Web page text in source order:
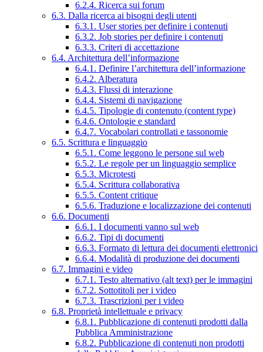
6.2.4. Ricerca sui forum
6.3. Dalla ricerca ai bisogni degli utenti
6.3.1. User stories per definire i contenuti
6.3.2. Job stories per definire i contenuti
6.3.3. Criteri di accettazione
6.4. Architettura dell’informazione
6.4.1. Definire l’architettura dell’informazione
6.4.2. Alberatura
6.4.3. Flussi di interazione
6.4.4. Sistemi di navigazione
6.4.5. Tipologie di contenuto (content type)
6.4.6. Ontologie e standard
6.4.7. Vocabolari controllati e tassonomie
6.5. Scrittura e linguaggio
6.5.1. Come leggono le persone sul web
6.5.2. Le regole per un linguaggio semplice
6.5.3. Microtesti
6.5.4. Scrittura collaborativa
6.5.5. Content critique
6.5.6. Traduzione e localizzazione dei contenuti
6.6. Documenti
6.6.1. I documenti vanno sul web
6.6.2. Tipi di documenti
6.6.3. Formato di lettura dei documenti elettronici
6.6.4. Modalità di produzione dei documenti
6.7. Immagini e video
6.7.1. Testo alternativo (alt text) per le immagini
6.7.2. Sottotitoli per i video
6.7.3. Trascrizioni per i video
6.8. Proprietà intellettuale e privacy
6.8.1. Pubblicazione di contenuti prodotti dalla
Pubblica Amministrazione
6.8.2. Pubblicazione di contenuti non prodotti